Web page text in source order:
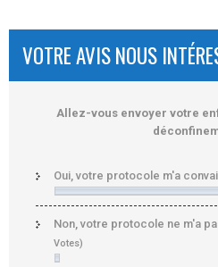
VOTRE AVIS NOUS
Allez-vous envoyer votre
Oui, votre protocole m'a
Non, votre protocole ne m'a
Votes)